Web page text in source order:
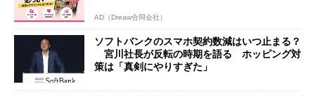
AD（Dreaw合同会社）
ソフトバンクのスマホ契約数減はいつ止まる？
宮川社長が反転の時期を語る ホッピング対
策は「真剣にやりすぎた」